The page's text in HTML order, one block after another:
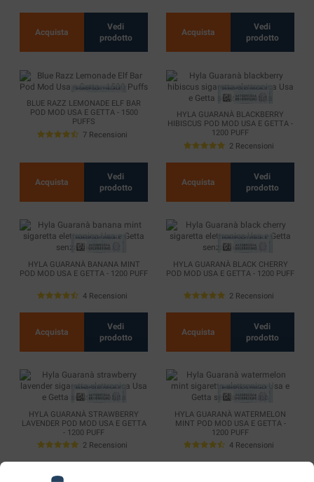
Acquista
Vedi
prodotto
Acquista
Vedi
prodotto
BLUE RAZZ LEMONADE ELF BAR
POD MOD USA E GETTA - 1500
PUFFS
7 Recensioni
Acquista
Vedi
prodotto
HYLA GUARANÀ BLACKBERRY
HIBISCUS POD MOD USA E GETTA -
1200 PUFF
2 Recensioni
Acquista
Vedi
prodotto
HYLA GUARANÀ BANANA MINT
POD MOD USA E GETTA - 1200 PUFF
4 Recensioni
Acquista
Vedi
prodotto
HYLA GUARANÀ BLACK CHERRY
POD MOD USA E GETTA - 1200 PUFF
2 Recensioni
Acquista
Vedi
prodotto
HYLA GUARANÀ STRAWBERRY
LAVENDER POD MOD USA E GETTA
- 1200 PUFF
2 Recensioni
HYLA GUARANÀ WATERMELON
MINT POD MOD USA E GETTA -
1200 PUFF
4 Recensioni